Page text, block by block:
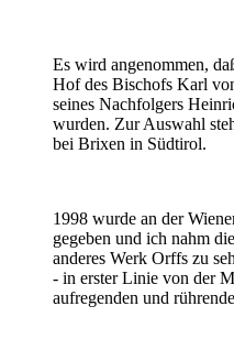
Es wird angenommen,
Hof des Bischofs Karl
seines Nachfolgers
wurden. Zur Auswahl
bei Brixen in Südtirol.
1998 wurde an der
gegeben und ich nahm
anderes Werk Orffs zu
- in erster Linie von der
aufregenden und